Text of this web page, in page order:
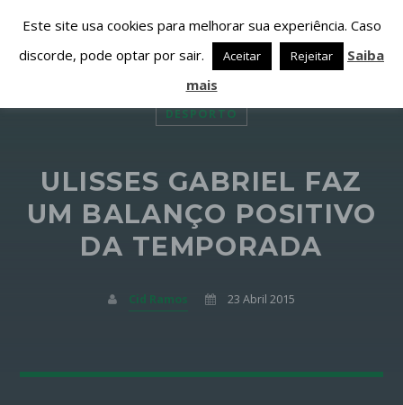
PESQUISAR NESTE WEBSITE:
PARTILHAR ESTA PÁGINA EM:
DESPORTO
ULISSES GABRIEL FAZ
UM BALANÇO POSITIVO
DA TEMPORADA
Cid Ramos 23 Abril 2015
Este site usa cookies para melhorar sua experiência. Caso
discorde, pode optar por sair.
Aceitar Rejeitar
Saiba
mais